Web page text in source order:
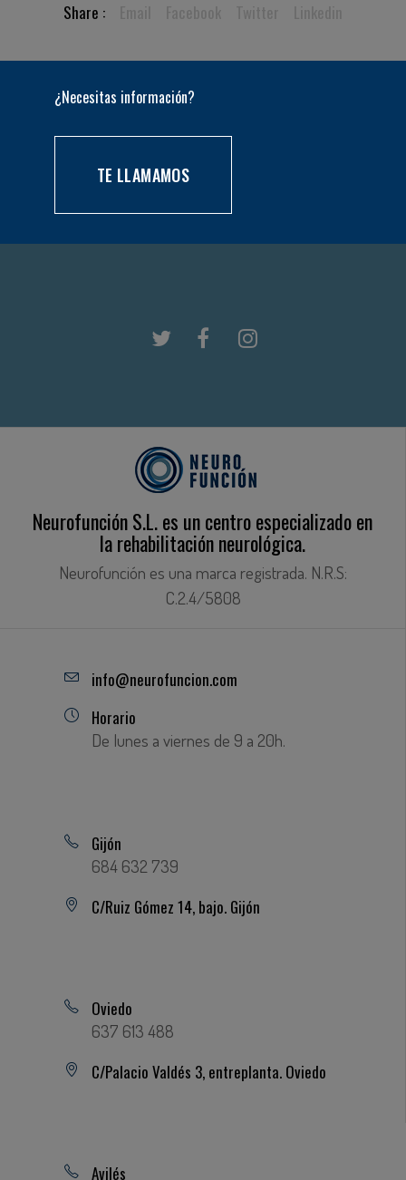
Share :
¿Necesitas información?
TE LLAMAMOS
Neurofunción S.L. es un centro especializado en
la rehabilitación neurológica.
Neurofunción es una marca registrada. N.R.S:
C.2.4/5808
info@neurofuncion.com
Horario
De lunes a viernes de 9 a 20h.
Gijón
684 632 739
C/Ruiz Gómez 14, bajo. Gijón
Oviedo
637 613 488
C/Palacio Valdés 3, entreplanta. Oviedo
Avilés